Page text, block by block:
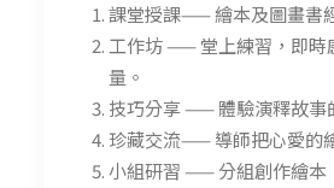
課堂授課—— 繪本及圖畫書
工作坊 —— 堂上練習，即時
量。
技巧分享 —— 體驗演釋故事
珍藏交流—— 導師把心愛的
小組研習 —— 分組創作繪本